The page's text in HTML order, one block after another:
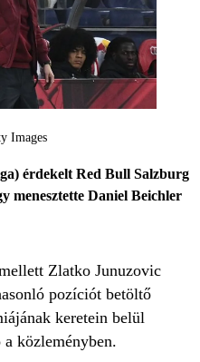
Images
érdekelt Red Bull Salzburg
menesztette Daniel Beichler
Zlatko Junuzovic
pozíciót betöltő
keretein belül
közleményben.